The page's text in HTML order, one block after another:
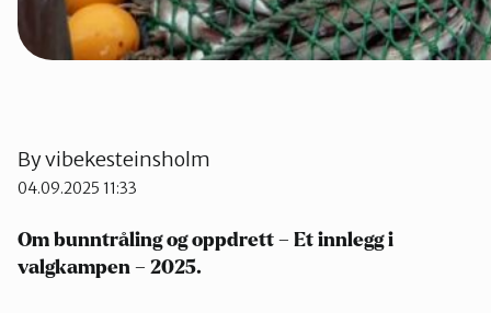
Byvibekesteinsholm
04.09.2025 11:33
Om bunntråling og oppdrett – Et innlegg i
valgkampen – 2025.